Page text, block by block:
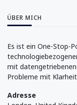
ÜBER MICH
Es ist ein One-Stop-
mit
Probleme mit
Adresse